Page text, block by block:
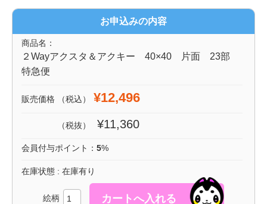
お申込みの内容
商品名：
２Wayアクスタ＆アクキー 40×40 片面 23部
特急便
販売価格 （税込） ¥12,496
（税抜） ¥11,360
会員付与ポイント： 5%
在庫状態 : 在庫有り
絵柄